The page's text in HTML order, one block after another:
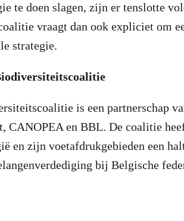
te doen slagen, zijn er tenslotte
vraagt dan ook expliciet om
strategie.
is een partnerschap
CANOPEA en BBL. De coalitie
en zijn voetafdrukgebieden een
bij Belgische